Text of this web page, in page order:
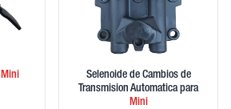
Mini
Selenoide de Cambios de
Transmision Automatica para
Mini